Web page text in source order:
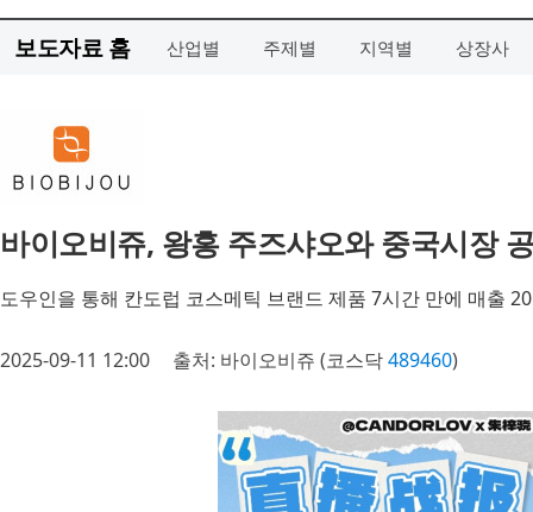
보도자료 홈 산업별 주제별 지역별 상장사
바이오비쥬, 왕홍 주즈샤오와 중국시장
도우인을 통해 칸도럽 코스메틱 브랜드 제품 7시간 만에 매출
2025-09-11 12:00 출처: 바이오비쥬 (코스닥489460)